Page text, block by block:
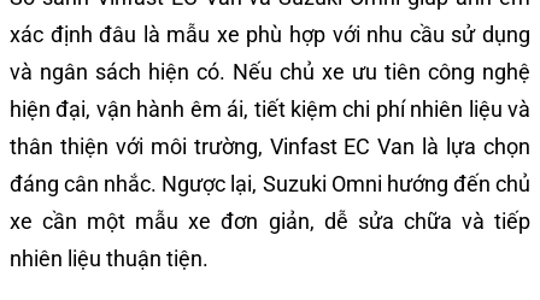
xác định đâu là mẫu xe phù hợp với nhu cầu sử dụng
và ngân sách hiện có. Nếu chủ xe ưu tiên công nghệ
hiện đại, vận hành êm ái, tiết kiệm chi phí nhiên liệu và
thân thiện với môi trường, Vinfast EC Van là lựa chọn
đáng cân nhắc. Ngược lại, Suzuki Omni hướng đến chủ
xe cần một mẫu xe đơn giản, dễ sửa chữa và tiếp
nhiên liệu thuận tiện.